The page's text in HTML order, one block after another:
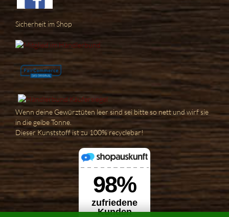
Sicherheit im Shop
Wenn deine Gewürztüten leer sind sei bitte so nett und wirf sie
in die gelbe Tonne.
Dieser Kunststoff ist zu 100% recyclebar!